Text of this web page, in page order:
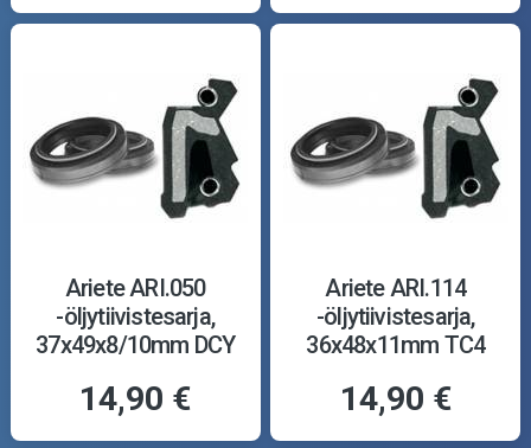
Ariete ARI.050
-öljytiivistesarja,
37x49x8/10mm DCY
14,90 €
Ariete ARI.114
-öljytiivistesarja,
36x48x11mm TC4
14,90 €